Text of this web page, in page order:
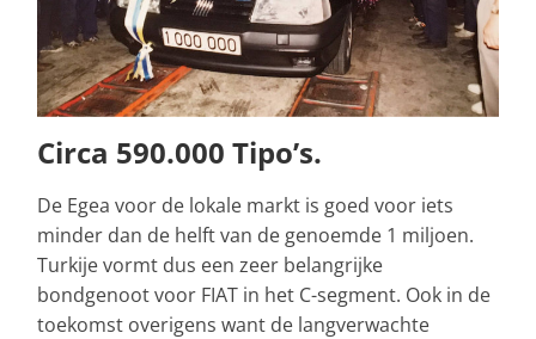
Circa 590.000 Tipo’s.
De Egea voor de lokale markt is goed voor iets
minder dan de helft van de genoemde 1 miljoen.
Turkije vormt dus een zeer belangrijke
bondgenoot voor FIAT in het C-segment. Ook in de
toekomst overigens want de langverwachte